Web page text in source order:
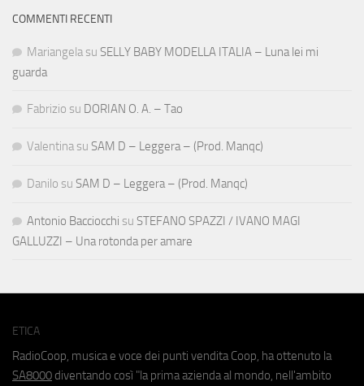
COMMENTI RECENTI
Mariangela su SELLY BABY MODELLA ITALIA – Luna lei mi
guarda
Fabrizio su DORIAN O. A. – Tao
Valentina su SAM D – Leggera – (Prod. Manqc)
Danilo su SAM D – Leggera – (Prod. Manqc)
Antonio Bacciocchi su STEFANO SPAZZI / IVANO MAGI
GALLUZZI – Una rotonda per amare
ETICA
RadioCoop, musica e voce dei punti vendita Coop, ha ottenuto la
SA8000 diventando così "la prima azienda al mondo, nell'ambito